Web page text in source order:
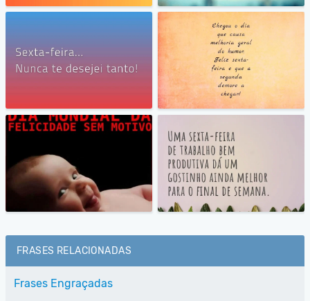
FRASES RELACIONADAS
Frases Engraçadas